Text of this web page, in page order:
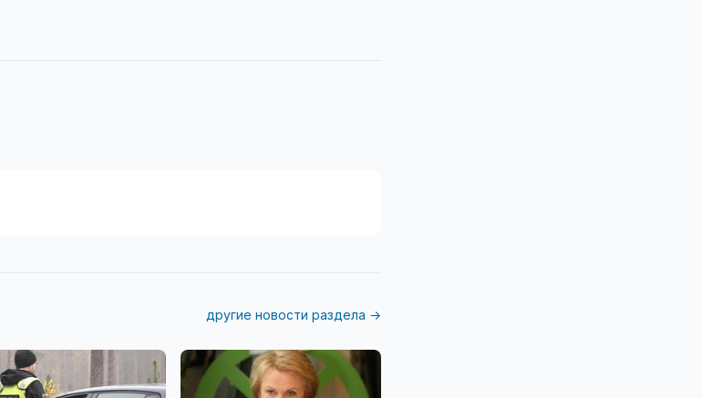
другие новости раздела →